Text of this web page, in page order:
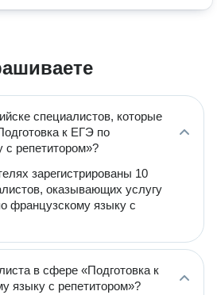
специалистов, которые
к ЕГЭ по
репетитором»?
зарегистрированы 10
оказывающих услугу
французскому языку с
в сфере «Подготовка к
языку с репетитором»?